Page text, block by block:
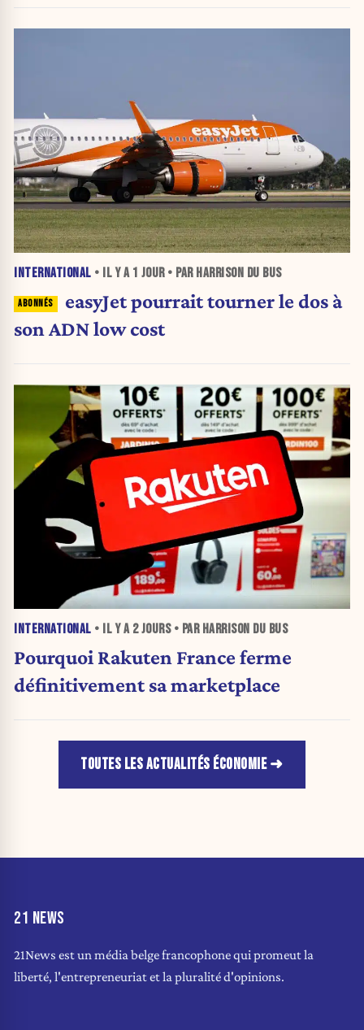
INTERNATIONAL • IL Y A 1 JOUR• PAR HARRISON DU BUS
easyJet pourrait tourner le dos à
son ADN low cost
INTERNATIONAL • IL Y A 2 JOURS• PAR HARRISON DU BUS
Pourquoi Rakuten France ferme
définitivement sa marketplace
TOUTES LES ACTUALITÉS ÉCONOMIE
21 NEWS
21News est un média belge francophone qui promeut la
liberté, l'entrepreneuriat et la pluralité d'opinions.